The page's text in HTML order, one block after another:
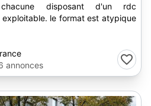
disposant d'un rdc
est atypique
annonces